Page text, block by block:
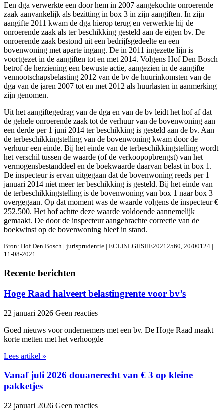
Een dga verwerkte een door hem in 2007 aangekochte onroerende
zaak aanvankelijk als bezitting in box 3 in zijn aangiften. In zijn
aangifte 2011 kwam de dga hierop terug en verwerkte hij de
onroerende zaak als ter beschikking gesteld aan de eigen bv. De
onroerende zaak bestond uit een bedrijfsgedeelte en een
bovenwoning met aparte ingang. De in 2011 ingezette lijn is
voortgezet in de aangiften tot en met 2014. Volgens Hof Den Bosch
betrof de herziening een bewuste actie, aangezien in de aangifte
vennootschapsbelasting 2012 van de bv de huurinkomsten van de
dga van de jaren 2007 tot en met 2012 als huurlasten in aanmerking
zijn genomen.
Uit het aangiftegedrag van de dga en van de bv leidt het hof af dat
de gehele onroerende zaak tot de verhuur van de bovenwoning aan
een derde per 1 juni 2014 ter beschikking is gesteld aan de bv. Aan
de terbeschikkingstelling van de bovenwoning kwam door de
verhuur een einde. Bij het einde van de terbeschikkingstelling wordt
het verschil tussen de waarde (of de verkoopopbrengst) van het
vermogensbestanddeel en de boekwaarde daarvan belast in box 1.
De inspecteur is ervan uitgegaan dat de bovenwoning reeds per 1
januari 2014 niet meer ter beschikking is gesteld. Bij het einde van
de terbeschikkingstelling is de bovenwoning van box 1 naar box 3
overgegaan. Op dat moment was de waarde volgens de inspecteur €
252.500. Het hof achtte deze waarde voldoende aannemelijk
gemaakt. De door de inspecteur aangebrachte correctie van de
boekwinst op de bovenwoning bleef in stand.
Bron: Hof Den Bosch | jurisprudentie | ECLINLGHSHE20212560, 20/00124 |
11-08-2021
Recente berichten
Hoge Raad halveert belastingrente voor bv’s
22 januari 2026 Geen reacties
Goed nieuws voor ondernemers met een bv. De Hoge Raad maakt
korte metten met het verhoogde
Lees artikel »
Vanaf juli 2026 douanerecht van € 3 op kleine
pakketjes
22 januari 2026 Geen reacties